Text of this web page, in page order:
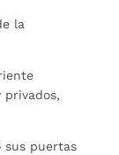
la
privados,
sus puertas